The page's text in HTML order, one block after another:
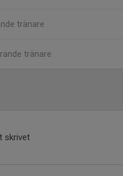
tränare
tränare
skrivet